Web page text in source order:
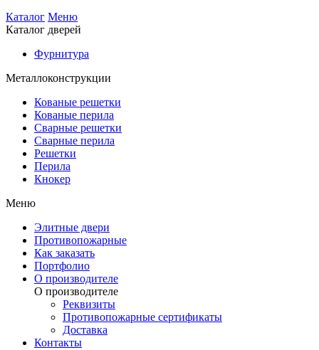
Каталог Меню
Каталог дверей
Фурнитура
Металлоконструкции
Кованые решетки
Кованые перила
Сварные решетки
Сварные перила
Решетки
Перила
Кнокер
Меню
Элитные двери
Противопожарные
Как заказать
Портфолио
О производителе
О производителе
Реквизиты
Противопожарные сертификаты
Доставка
Контакты